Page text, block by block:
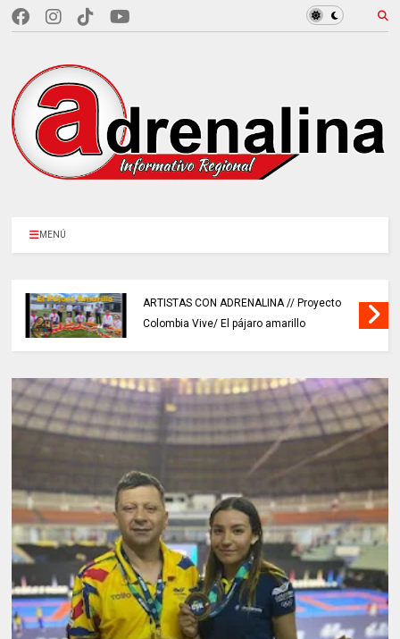
MENÚ
ARTISTAS CON ADRENALINA // Proyecto
Colombia Vive/ El pájaro amarillo